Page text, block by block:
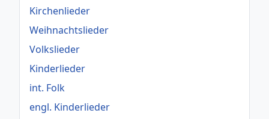
Kirchenlieder
Weihnachtslieder
Volkslieder
Kinderlieder
int. Folk
engl. Kinderlieder